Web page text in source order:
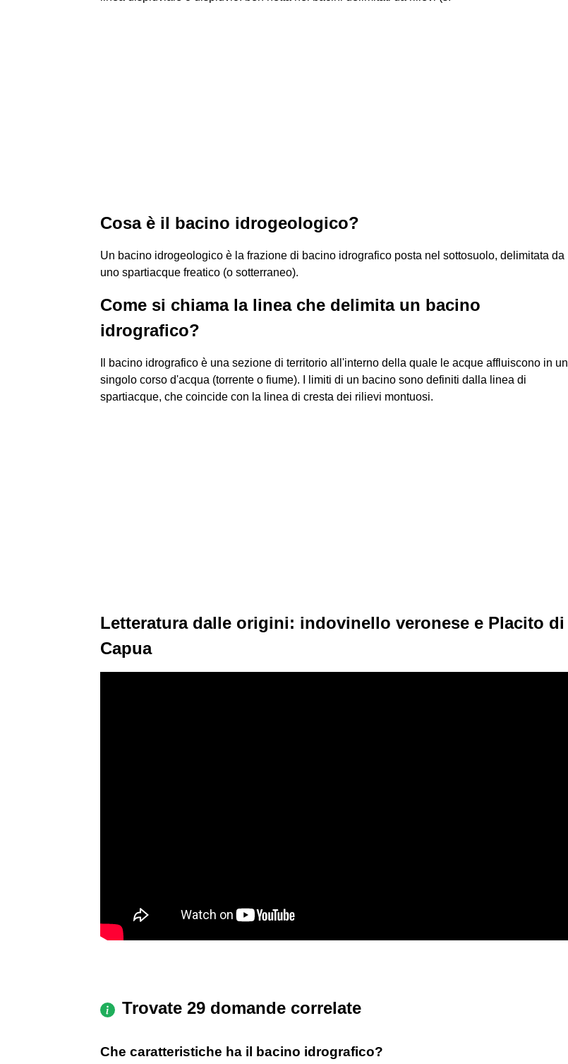
Cosa è il bacino idrogeologico?
Un bacino idrogeologico è la frazione di bacino idrografico posta nel sottosuolo, delimitata da
uno spartiacque freatico (o sotterraneo).
Come si chiama la linea che delimita un bacino
idrografico?
Il bacino idrografico è una sezione di territorio all'interno della quale le acque affluiscono in un
singolo corso d'acqua (torrente o fiume). I limiti di un bacino sono definiti dalla linea di
spartiacque, che coincide con la linea di cresta dei rilievi montuosi.
Letteratura dalle origini: indovinello veronese e Placito di
Capua
Trovate 29 domande correlate
Che caratteristiche ha il bacino idrografico?